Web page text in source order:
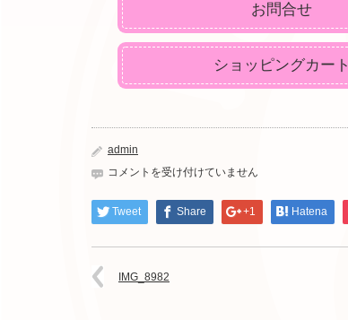
お問合せ
ショッピングカート
admin
IMG_8982
コメントを受け付けていません
Tweet Share +1 Hatena
IMG_8982